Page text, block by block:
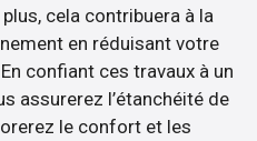
cela contribuera à la
en réduisant votre
confiant ces travaux à un
assurerez l’étanchéité de
le confort et les